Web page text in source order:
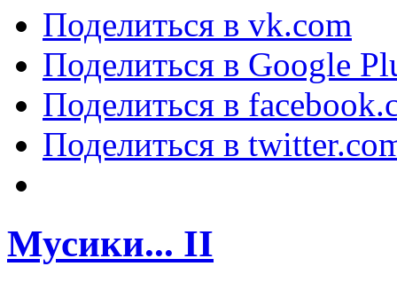
Поделиться в vk.com
Поделиться в Google
Поделиться в
Поделиться в
Мусики... II